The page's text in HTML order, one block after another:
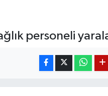
personeli